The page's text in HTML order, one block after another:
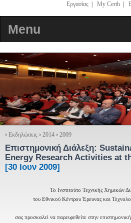
Εργασίας
My Certh
Menu
› Εκδηλώσεις › 2014 › 2009
Επιστημονική Διάλεξη:
Energy Research Activities at
[30 Ιουν 2009]
Το Ινστιτούτο Τεχνικής Χημικών
του Εθνικού Κέντρου Έρευνας και
σας προσκαλεί να παρευρεθείτε στην